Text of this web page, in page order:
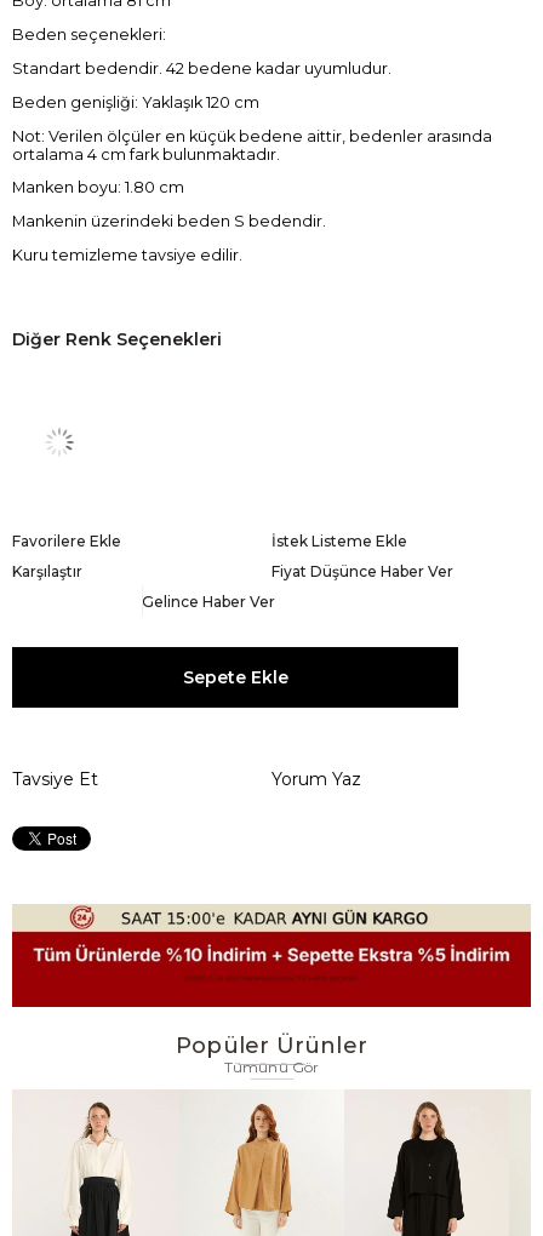
Beden seçenekleri:
Standart bedendir. 42 bedene kadar uyumludur.
Beden genişliği: Yaklaşık 120 cm
Not: Verilen ölçüler en küçük bedene aittir, bedenler arasında
ortalama 4 cm fark bulunmaktadır.
Manken boyu: 1.80 cm
Mankenin üzerindeki beden S bedendir.
Kuru temizleme tavsiye edilir.
Diğer Renk Seçenekleri
Favorilere Ekle
İstek Listeme Ekle
Karşılaştır
Fiyat Düşünce Haber Ver
Gelince Haber Ver
Tavsiye Et Yorum Yaz
Popüler Ürünler
Tümünü Gör